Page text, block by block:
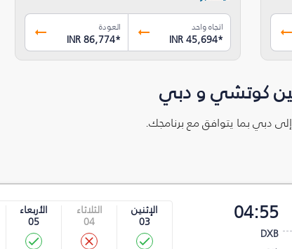
اتجاه واحد
INR 45,694*
العودة
INR 86,774*
كوتشي و دبي
دبي بما يتوافق مع برنامجك.
04:55
DXB
الإثنين
03
الثلاثاء
04
الأربعاء
05